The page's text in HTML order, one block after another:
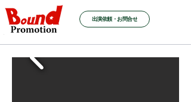
出演依頼・お問合せ